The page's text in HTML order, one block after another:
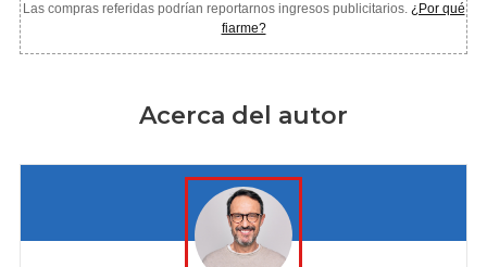
Las compras referidas podrían reportarnos ingresos publicitarios. ¿Por qué
fiarme?
Acerca del autor